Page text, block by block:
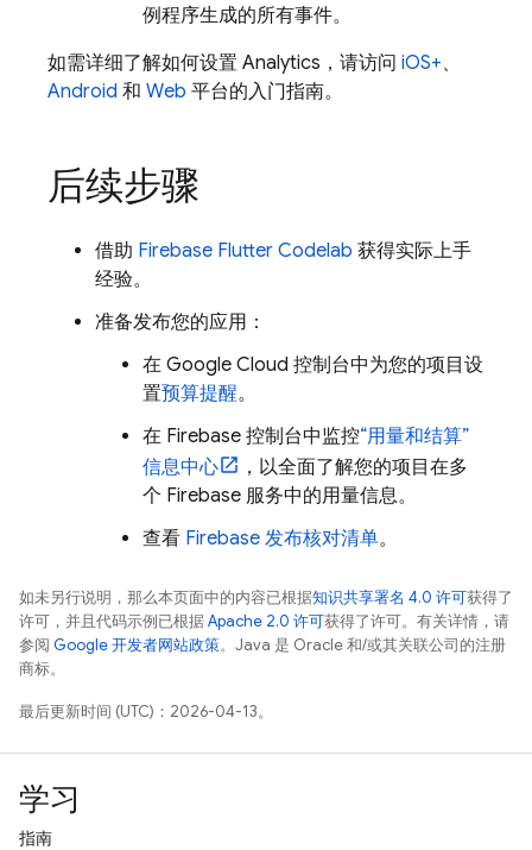
例程序生成的所有事件。
如需详细了解如何设置 Analytics ，请访问 iOS+、
Android 和 Web 平台的入门指南。
后续步骤
借助 Firebase Flutter Codelab 获得实际上手
经验。
准备发布您的应用：
在 Google Cloud 控制台中为您的项目设
置预算提醒。
在 Firebase 控制台中监控“用量和结算”
信息中心
，以全面了解您的项目在多
个 Firebase 服务中的用量信息。
查看 Firebase 发布核对清单。
如未另行说明，那么本页面中的内容已根据知识共享署名 4.0 许可获得了
许可，并且代码示例已根据Apache 2.0 许可获得了许可。有关详情，请
参阅 Google 开发者网站政策。Java 是 Oracle 和/或其关联公司的注册
商标。
最后更新时间 (UTC)：2026-04-13。
学习
指南